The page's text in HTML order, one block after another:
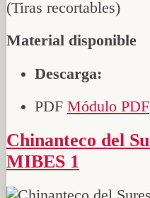
Material disponible
Descarga:
PDF Módulo PDF
Chinanteco del Sureste Medio. Jujmii. Asesor.
MIBES 1